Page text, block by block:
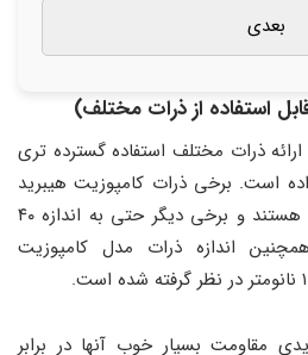
ذرات مختلف استفاده گسترده تری
داده است. برخی ذرات کامپوزیت هیبرید
در اندازه ۱۰ الی ۱۵ میکرومتر هستند و برخی دیگر حتی به اندازه ۴۰
اندازه ذرات مدل کامپوزیت
مقاومت بسیار خوب آنها در برابر